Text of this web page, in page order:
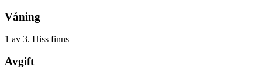
Våning
1 av 3. Hiss finns
Avgift